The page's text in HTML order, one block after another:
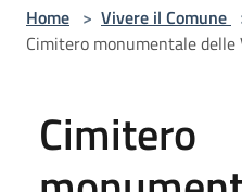
Home > Vivere il Comune
Cimitero monumentale
Cimitero